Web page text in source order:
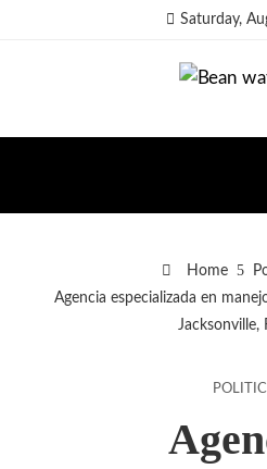
Saturday,
Home
Agencia especializada en
Jacksonville,